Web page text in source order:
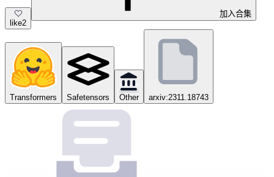
like2
加入合集
Transformers Safetensors Other arxiv:2311.18743